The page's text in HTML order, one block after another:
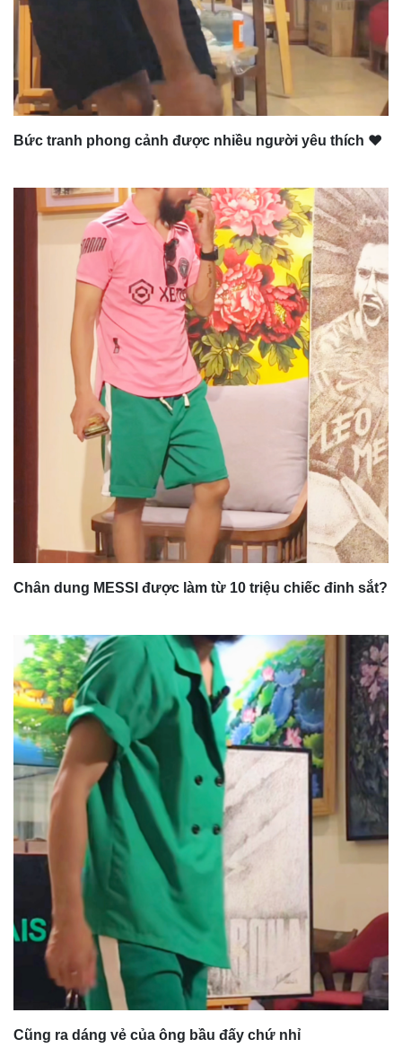
Bức tranh phong cảnh được nhiều người yêu thích ❤️
Chân dung MESSI được làm từ 10 triệu chiếc đinh sắt?
Cũng ra dáng vẻ của ông bầu đấy chứ nhỉ